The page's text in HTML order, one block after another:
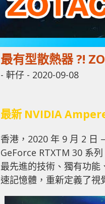
最有型散熱器 ?!
- 軒仔 - 2020-09-08
最新 NVIDIA
香港，2020 年 9 月 2 日
GeForce RTXTM 30 系
最先進的技術、獨有功
速記憶體，重新定義了視